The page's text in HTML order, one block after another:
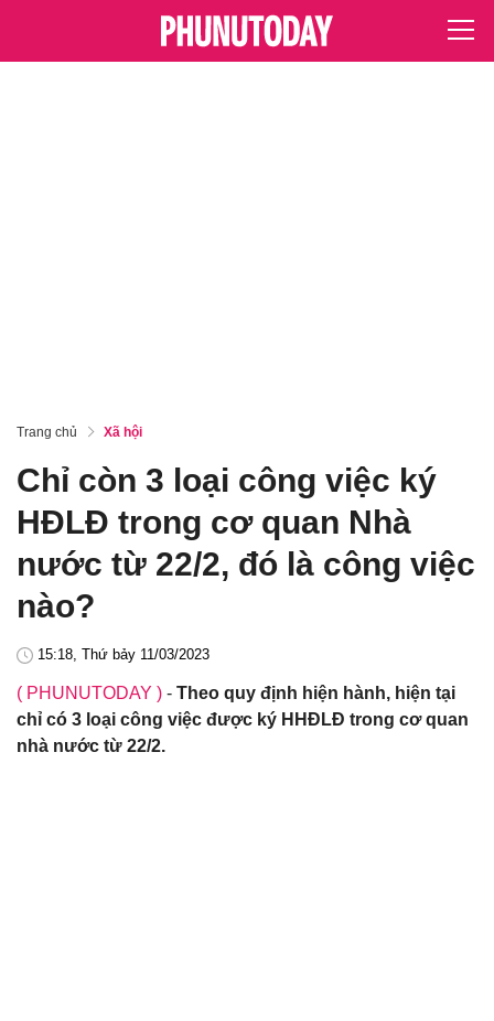
Trang chủ Xã hội
Chỉ còn 3 loại công việc ký
HĐLĐ trong cơ quan Nhà
nước từ 22/2, đó là công việc
nào?
15:18, Thứ bảy 11/03/2023
( PHUNUTODAY ) - Theo quy định hiện hành, hiện tại
chỉ có 3 loại công việc được ký HHĐLĐ trong cơ quan
nhà nước từ 22/2.